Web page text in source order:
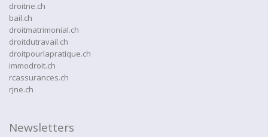
droitne.ch
bail.ch
droitmatrimonial.ch
droitdutravail.ch
droitpourlapratique.ch
immodroit.ch
rcassurances.ch
rjne.ch
Newsletters